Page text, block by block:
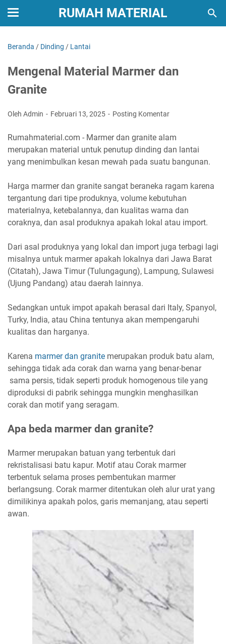
RUMAH MATERIAL
Beranda / Dinding / Lantai
Mengenal Material Marmer dan
Granite
Oleh Admin Februari 13, 2025 Posting Komentar
Rumahmaterial.com - Marmer dan granite alam
merupakan material untuk penutup dinding dan lantai
yang menimbulkan kesan mewah pada suatu bangunan.
Harga marmer dan granite sangat beraneka ragam karena
tergantung dari tipe produknya, volume kebutuhan
materialnya, ketebalannya, dan kualitas warna dan
coraknya, dan asal produknya apakah lokal atau import.
Dari asal produknya yang lokal dan import juga terbagi lagi
misalnya untuk marmer apakah lokalnya dari Jawa Barat
(Citatah), Jawa Timur (Tulungagung), Lampung, Sulawesi
(Ujung Pandang) atau daerah lainnya.
Sedangkan untuk impot apakah berasal dari Italy, Spanyol,
Turky, India, atau China tentunya akan mempengaruhi
kualitas dan harganya.
Karena marmer dan granite merupakan produk batu alam,
sehingga tidak ada corak dan warna yang benar-benar
sama persis, tidak seperti produk homogenous tile yang
diproduksi di pabrik sehingga mungkin menghasilkan
corak dan motif yang seragam.
Apa beda marmer dan granite?
Marmer merupakan batuan yang terbentuk dari
rekristalisasi batu kapur. Motif atau Corak marmer
terbentuk selama proses pembentukan marmer
berlangsung. Corak marmer ditentukan oleh alur urat yang
dimilikinya apakah polos, garis memanjang, atau seperti
awan.